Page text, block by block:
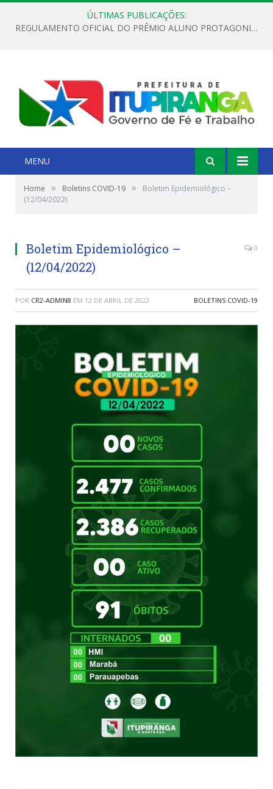
ÚLTIMAS PUBLICAÇÕES:
REGULAMENTO OFICIAL DO PRÊMIO ALUNO PROTAGONISTA – EDIÇÃO 2026
MENU
Home » Boletins COVID-19 »
Boletim Epidemiológico –
(12/04/2022)
Boletim Epidemiológico –
(12/04/2022)
0
POR CR2-ADMIN8 EM 12 DE ABRIL DE 2022 BOLETINS COVID-19